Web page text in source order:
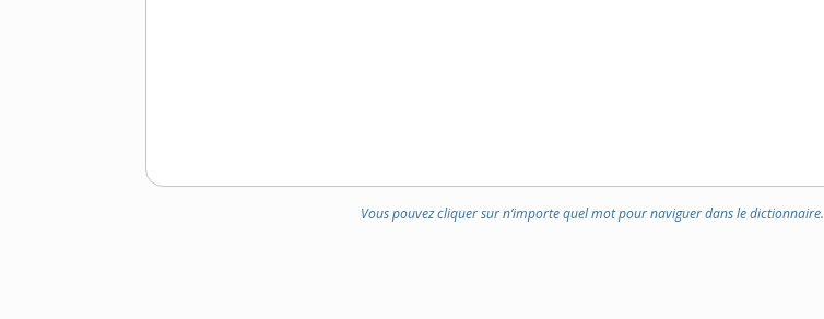
Vous pouvez cliquer sur n’importe quel mot pour naviguer dans le dictionnaire.